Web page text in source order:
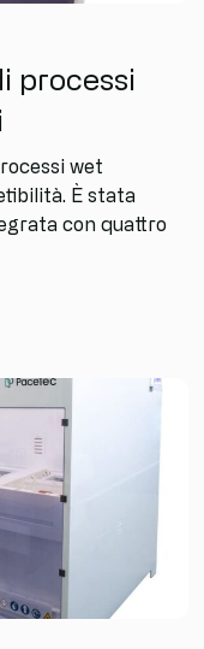
processi
wet
È stata
con quattro